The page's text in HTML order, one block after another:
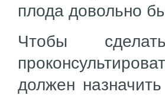
плода довольно
Чтобы
должен